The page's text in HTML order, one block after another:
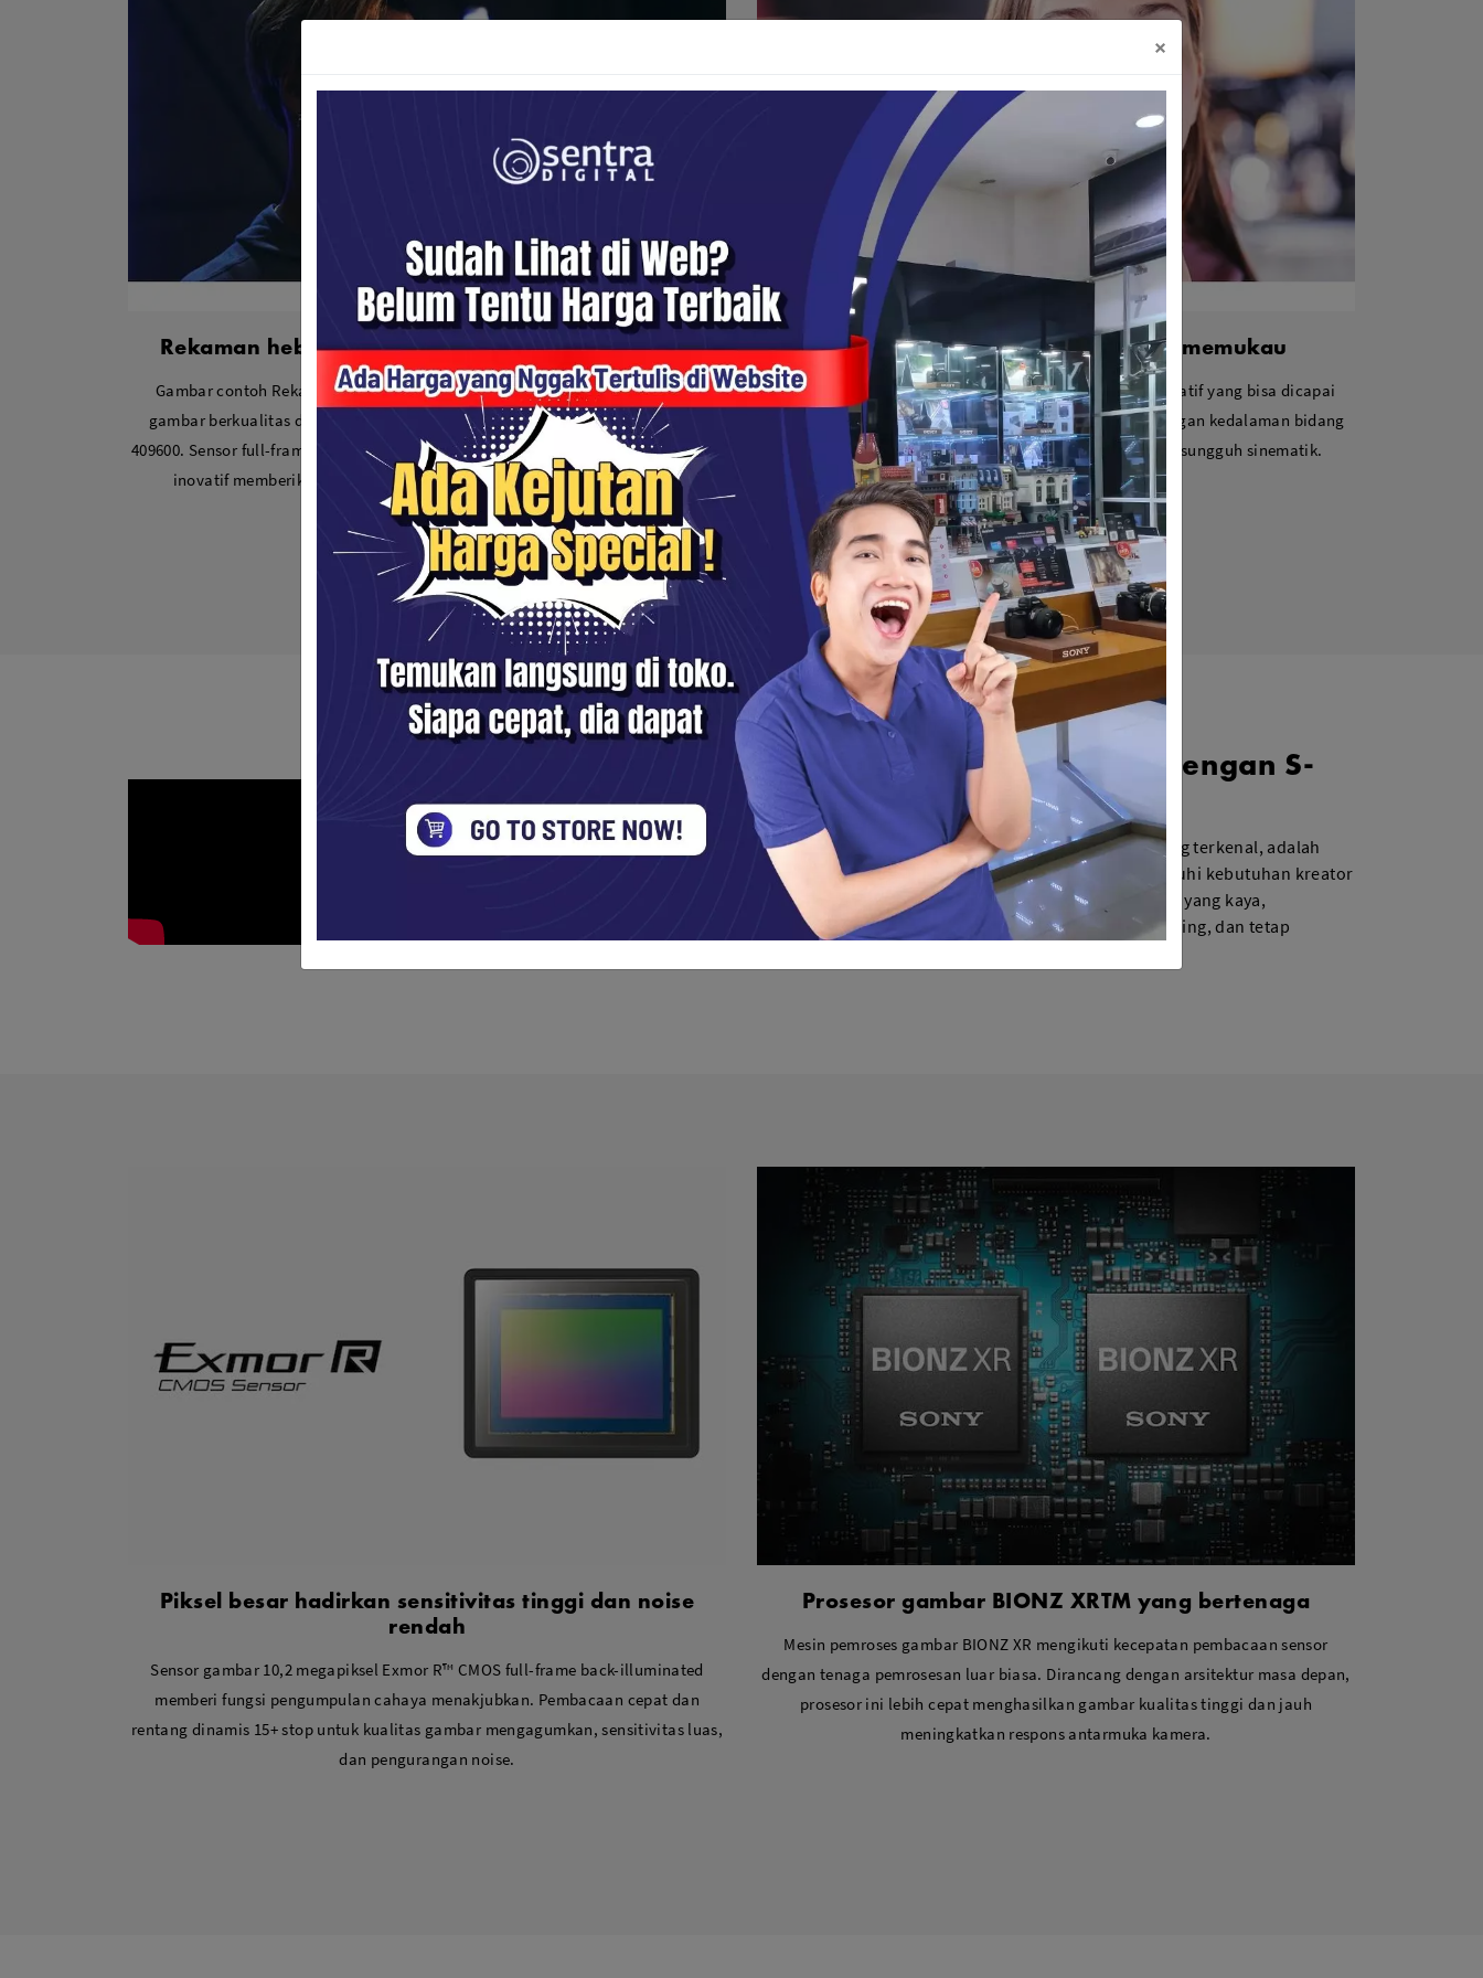
×
Rekaman hebat dengan sensitivitas ISO ditambah
Gambar contoh Rekaman hebat dengan sensitivitas ISO ditambah Tangkap
gambar berkualitas di kegelapan total dengan rentang ISO luar biasa hingga
409600. Sensor full-frame yang digabungkan dengan pengumpulan cahaya secara
inovatif memberikan kemungkinan pengambilan gambar tanpa batas.
Kreativitas full-frame dan bokeh memukau
Realisasikan citra 4K yang indah dengan kebebasan kreatif yang bisa dicapai
berkat sensor full-frame. Tangkap tiap detail adegan dengan kedalaman bidang
rendah dan bokeh menakjubkan untuk tampilan yang sungguh sinematik.
Keahlian warna sinematik dengan S-
Cinetone™
Warna S-Cinetone, dikembangkan untuk FX9 Sony yang terkenal, adalah
tampilan default FX6. Disetel sempurna untuk memenuhi kebutuhan kreator
konten masa kini dengan rona kulit natural dan warna yang kaya,
menghasilkan gambar yang cerah dan jelas tanpa grading, dan tetap
Piksel besar hadirkan sensitivitas tinggi dan noise
rendah
Sensor gambar 10,2 megapiksel Exmor R™ CMOS full-frame back-illuminated
memberi fungsi pengumpulan cahaya menakjubkan. Pembacaan cepat dan
rentang dinamis 15+ stop untuk kualitas gambar mengagumkan, sensitivitas luas,
dan pengurangan noise.
Prosesor gambar BIONZ XRTM yang bertenaga
Mesin pemroses gambar BIONZ XR mengikuti kecepatan pembacaan sensor
dengan tenaga pemrosesan luar biasa. Dirancang dengan arsitektur masa depan,
prosesor ini lebih cepat menghasilkan gambar kualitas tinggi dan jauh
meningkatkan respons antarmuka kamera.